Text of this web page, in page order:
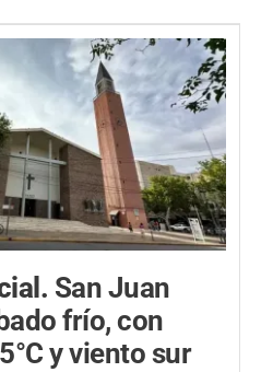
San Juan
frío, con
y viento sur